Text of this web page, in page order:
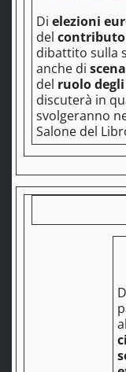
Di elezioni
del
dibattito sulla
anche di
del ruolo
discuterà in
svolgeranno
Salone del